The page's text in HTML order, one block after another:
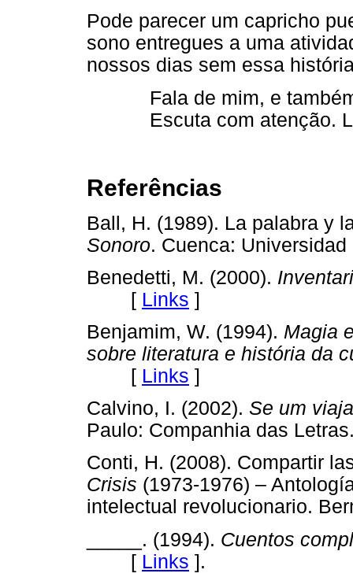
Pode parecer um capricho
sono entregues a uma
nossos dias sem essa
Fala de mim, e
Escuta com atenção.
Referências
Ball, H. (1989). La palabra y
Sonoro. Cuenca:
Benedetti, M. (2000).
[ Links ]
Benjamim, W. (1994). Magia
sobre literatura e história da
[ Links ]
Calvino, I. (2002). Se um
Paulo: Companhia das
Conti, H. (2008). Compartir
Crisis (1973-1976) –
intelectual revolucionario.
_____. (1994). Cuentos
[ Links ].